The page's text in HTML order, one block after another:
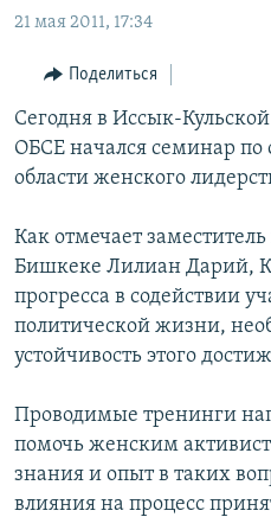
навигации
Вернутся
поиску
УЗБЕКИСТАН
ТАДЖИКИСТАН
НА ДРУГИХ ЯЗЫКАХ
ҚАЗАҚША
КЫРГЫЗЧА
TÜRKMENÇE
21 мая 2011, 17:34
Поделиться
Сегодня в Иссык-
ОБСЕ начался семинар по
области женского
Как отмечает
Бишкеке Лилиан Дарий,
прогресса в содействии
политической жизни,
устойчивость этого
Проводимые тренинги
помочь женским
знания и опыт в таких
влияния на процесс